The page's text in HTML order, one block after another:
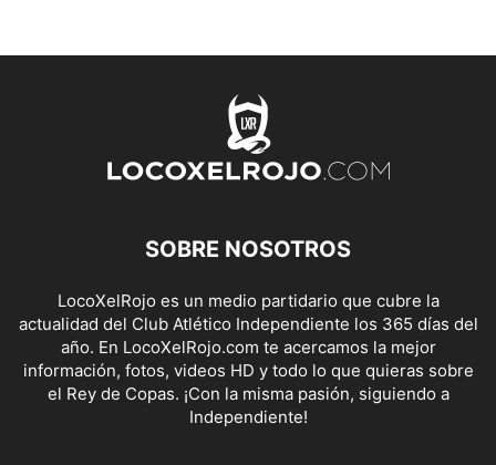
SOBRE NOSOTROS
LocoXelRojo es un medio partidario que cubre la
actualidad del Club Atlético Independiente los 365 días del
año. En LocoXelRojo.com te acercamos la mejor
información, fotos, videos HD y todo lo que quieras sobre
el Rey de Copas. ¡Con la misma pasión, siguiendo a
Independiente!